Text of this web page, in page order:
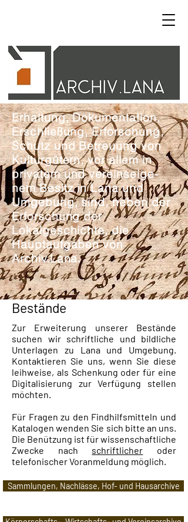
Bestände
Zur Erweiterung unserer Bestände
suchen wir schriftliche und bildliche
Unterlagen zu Lana und Umgebung.
Kontaktieren Sie uns, wenn Sie diese
leihweise, als Schenkung oder für eine
Digitalisierung zur Verfügung stellen
möchten.
Für Fragen zu den Findhilfsmitteln und
Katalogen wenden Sie sich bitte an uns.
Die Benützung ist für wissenschaftliche
Zwecke nach schriftlicher oder
telefonischer Voranmeldung möglich.
Sammlungen, Nachlässe, Hof- und Hausarchive
Erhaltung, Dokumenta­tion,
Erschließung, Erforschung,
Schutz und Betreuung von
Kulturgütern, vor allem in
privatem und vereinseige­
nem Besitz in Lana und
Umgebung, sind, neben der
Erforschung der
Lokalgeschichte, die
Hauptaufgaben von
Archiv.Lana.